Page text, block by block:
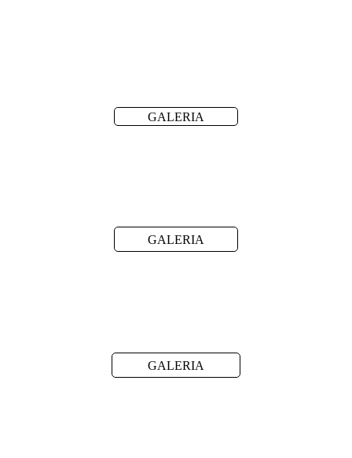
GALERIA
GALERIA
GALERIA